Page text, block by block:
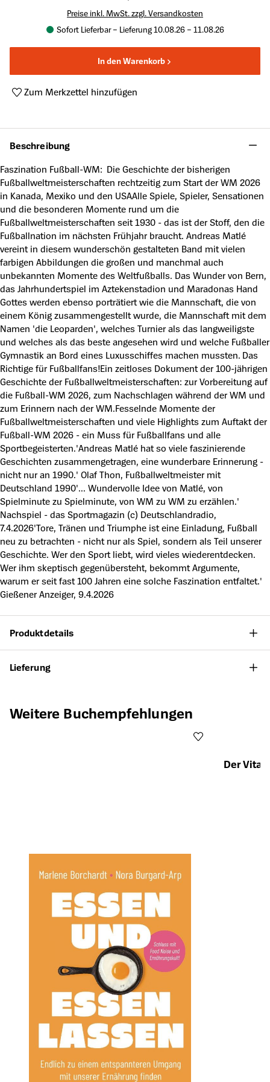
Preise inkl. MwSt. zzgl. Versandkosten
Sofort Lieferbar – Lieferung 10.08.26 – 11.08.26
In den Warenkorb
Zum Merkzettel hinzufügen
Beschreibung
Faszination Fußball-WM: Die Geschichte der bisherigen
Fußballweltmeisterschaften rechtzeitig zum Start der WM 2026
in Kanada, Mexiko und den USAAlle Spiele, Spieler, Sensationen
und die besonderen Momente rund um die
Fußballweltmeisterschaften seit 1930 - das ist der Stoff, den die
Fußballnation im nächsten Frühjahr braucht. Andreas Matlé
vereint in diesem wunderschön gestalteten Band mit vielen
farbigen Abbildungen die großen und manchmal auch
unbekannten Momente des Weltfußballs. Das Wunder von Bern,
das Jahrhundertspiel im Aztekenstadion und Maradonas Hand
Gottes werden ebenso porträtiert wie die Mannschaft, die von
einem König zusammengestellt wurde, die Mannschaft mit dem
Namen 'die Leoparden', welches Turnier als das langweiligste
und welches als das beste angesehen wird und welche Fußballer
Gymnastik an Bord eines Luxusschiffes machen mussten. Das
Richtige für Fußballfans!Ein zeitloses Dokument der 100-jährigen
Geschichte der Fußballweltmeisterschaften: zur Vorbereitung auf
die Fußball-WM 2026, zum Nachschlagen während der WM und
zum Erinnern nach der WM.Fesselnde Momente der
Fußballweltmeisterschaften und viele Highlights zum Auftakt der
Fußball-WM 2026 - ein Muss für Fußballfans und alle
Sportbegeisterten.'Andreas Matlé hat so viele faszinierende
Geschichten zusammengetragen, eine wunderbare Erinnerung -
nicht nur an 1990.' Olaf Thon, Fußballweltmeister mit
Deutschland 1990'... Wundervolle Idee von Matlé, von
Spielminute zu Spielminute, von WM zu WM zu erzählen.'
Nachspiel - das Sportmagazin (c) Deutschlandradio,
7.4.2026'Tore, Tränen und Triumphe ist eine Einladung, Fußball
neu zu betrachten - nicht nur als Spiel, sondern als Teil unserer
Geschichte. Wer den Sport liebt, wird vieles wiederentdecken.
Wer ihm skeptisch gegenübersteht, bekommt Argumente,
warum er seit fast 100 Jahren eine solche Faszination entfaltet.'
Gießener Anzeiger, 9.4.2026
Produktdetails
Lieferung
Produktgalerie überspringen
Weitere Buchempfehlungen
Der